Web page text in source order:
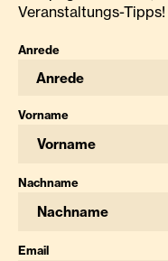
Veranstaltungs-Tipps!
Anrede
Anrede
Vorname
Nachname
Email